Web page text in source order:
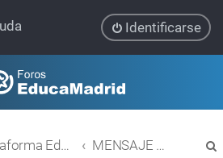
Identificarse
Plataforma Educativa EducaMadrid MENSAJE DE BIENVENIDA AL NUEVO FORO